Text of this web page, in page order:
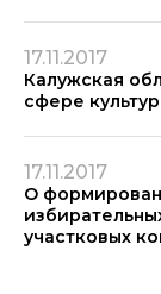
17.11.2017
Калужская
сфере
17.11.2017
О
участковых